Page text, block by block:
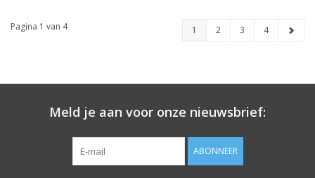
Pagina 1 van 4 1 2 3 4
Meld je aan voor onze nieuwsbrief:
ABONNEER